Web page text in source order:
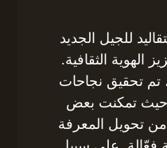
للجيل الجديد
الهوية الثقافية.
تم تحقيق نجاحات
حيث تمكنت بعض
من تحويل المعرفة